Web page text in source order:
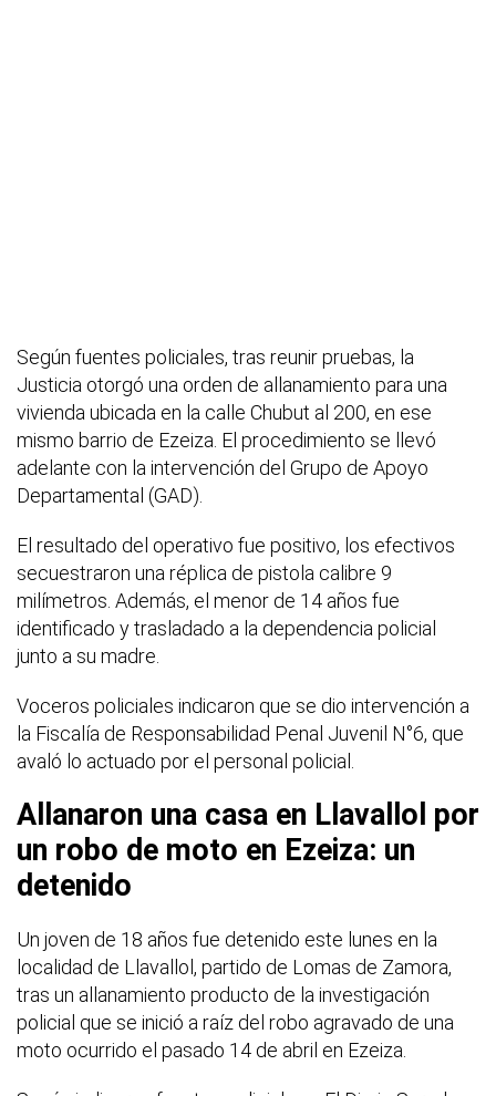
Según fuentes policiales, tras reunir pruebas, la
Justicia otorgó una orden de allanamiento para una
vivienda ubicada en la calle Chubut al 200, en ese
mismo barrio de Ezeiza. El procedimiento se llevó
adelante con la intervención del Grupo de Apoyo
Departamental (GAD).
El resultado del operativo fue positivo, los efectivos
secuestraron una réplica de pistola calibre 9
milímetros. Además, el menor de 14 años fue
identificado y trasladado a la dependencia policial
junto a su madre.
Voceros policiales indicaron que se dio intervención a
la Fiscalía de Responsabilidad Penal Juvenil N°6, que
avaló lo actuado por el personal policial.
Allanaron una casa en Llavallol por
un robo de moto en Ezeiza: un
detenido
Un joven de 18 años fue detenido este lunes en la
localidad de Llavallol, partido de Lomas de Zamora,
tras un allanamiento producto de la investigación
policial que se inició a raíz del robo agravado de una
moto ocurrido el pasado 14 de abril en Ezeiza.